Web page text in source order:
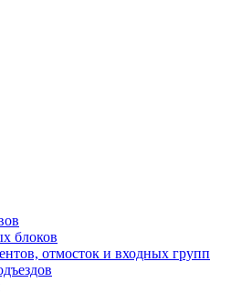
блоков
отмосток и входных групп